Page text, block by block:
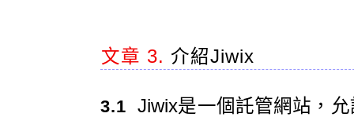
文章 3. 介紹Jiwix
3.1 Jiwix是一個託管網站，